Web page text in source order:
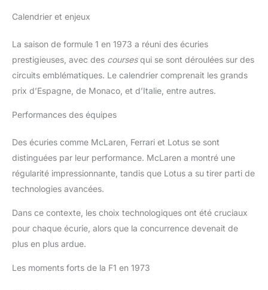
Calendrier et enjeux
La saison de formule 1 en 1973 a réuni des écuries
prestigieuses, avec des coursesqui se sont déroulées sur des
circuits emblématiques. Le calendrier comprenait les grands
prix d’Espagne, de Monaco, et d’Italie, entre autres.
Performances des équipes
Des écuries comme McLaren, Ferrari et Lotus se sont
distinguées par leur performance. McLaren a montré une
régularité impressionnante, tandis que Lotus a su tirer parti de
technologies avancées.
Dans ce contexte, les choix technologiques ont été cruciaux
pour chaque écurie, alors que la concurrence devenait de
plus en plus ardue.
Les moments forts de la F1 en 1973